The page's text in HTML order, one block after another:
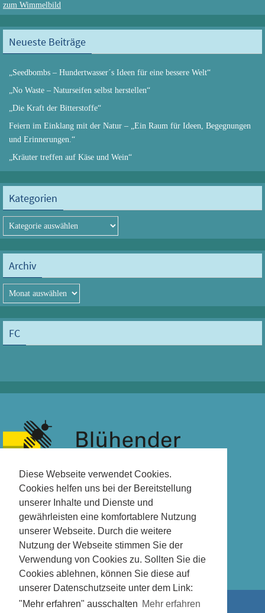
Diese Webseite verwendet Cookies.
Cookies helfen uns bei der Bereitstellung
unserer Inhalte und Dienste und
gewährleisten eine komfortablere Nutzung
unserer Webseite. Durch die weitere
Nutzung der Webseite stimmen Sie der
Verwendung von Cookies zu. Sollten Sie die
Cookies ablehnen, können Sie diese auf
unserer Datenschutzseite unter dem Link:
"Mehr erfahren" ausschalten Mehr erfahren
zum Wimmelbild
Neueste Beiträge
„Seedbombs – Hundertwasser´s Ideen für eine bessere Welt“
„No Waste – Naturseifen selbst herstellen“
„Die Kraft der Bitterstoffe“
Feiern im Einklang mit der Natur – „Ein Raum für Ideen, Begegnungen
und Erinnerungen.“
„Kräuter treffen auf Käse und Wein“
Kategorien
Kategorien
Archiv
Archiv
FC